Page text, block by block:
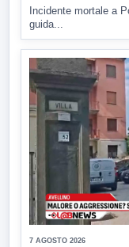
Incidente mortale a
guida...
7 AGOSTO 2026